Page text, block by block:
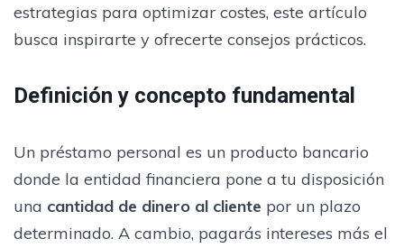
estrategias para optimizar costes, este artículo
busca inspirarte y ofrecerte consejos prácticos.
Definición y concepto fundamental
Un préstamo personal es un producto bancario
donde la entidad financiera pone a tu disposición
una cantidad de dinero al cliente por un plazo
determinado. A cambio, pagarás intereses más el